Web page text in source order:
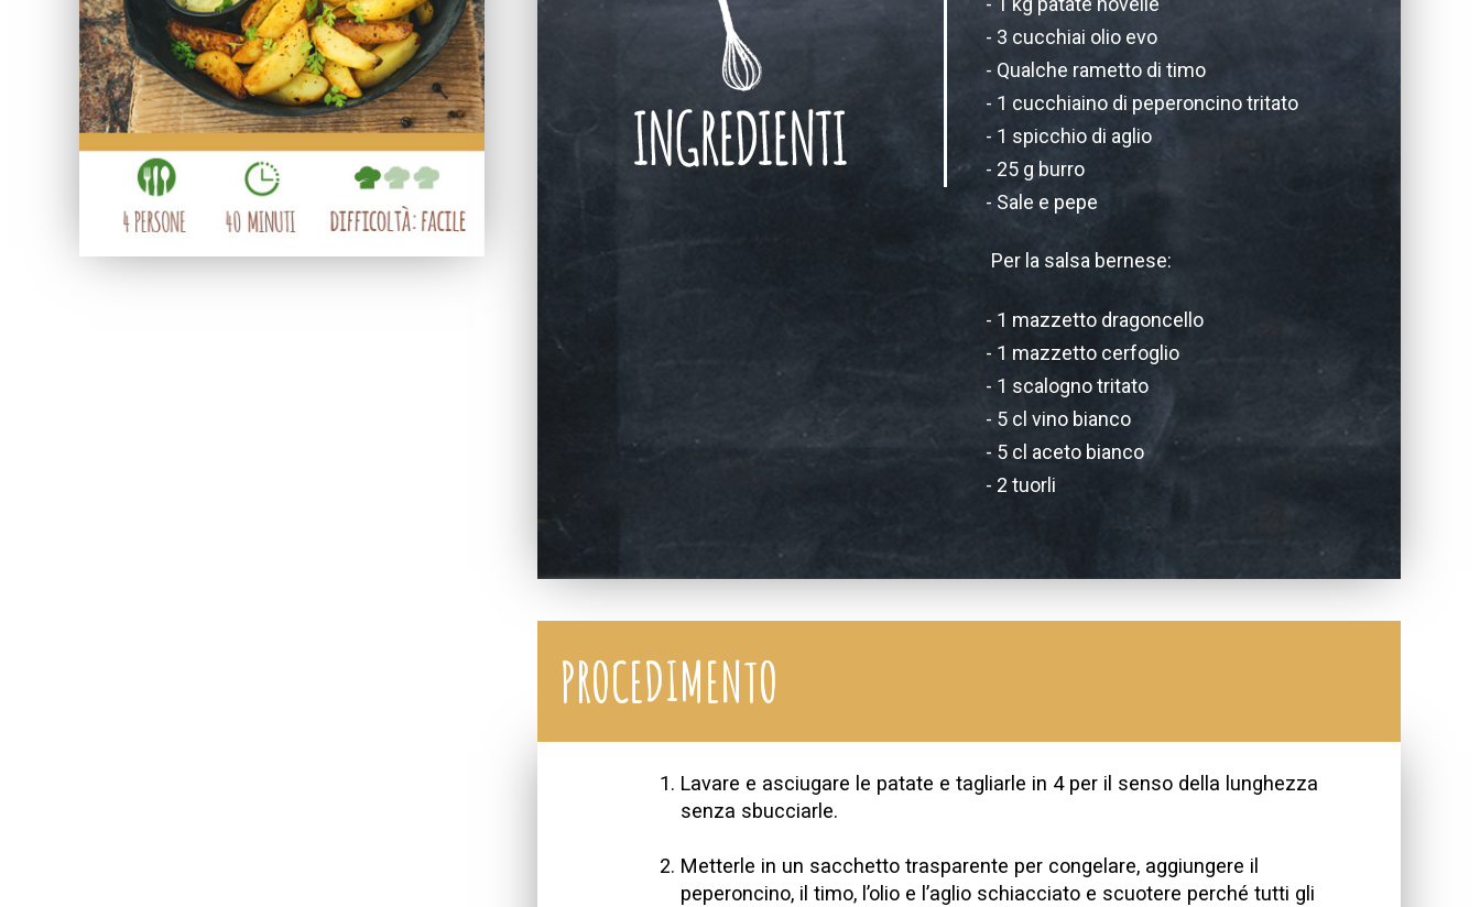
3 cucchiai olio evo
Qualche rametto di timo
1 cucchiaino di peperoncino tritato
1 spicchio di aglio
25 g burro
Sale e pepe
Per la salsa bernese:
1 mazzetto dragoncello
1 mazzetto cerfoglio
1 scalogno tritato
5 cl vino bianco
5 cl aceto bianco
2 tuorli
PROCEDIMENTO
Lavare e asciugare le patate e tagliarle in 4 per il senso della lunghezza
senza sbucciarle.
Metterle in un sacchetto trasparente per congelare, aggiungere il
peperoncino, il timo, l’olio e l’aglio schiacciato e scuotere perché tutti gli